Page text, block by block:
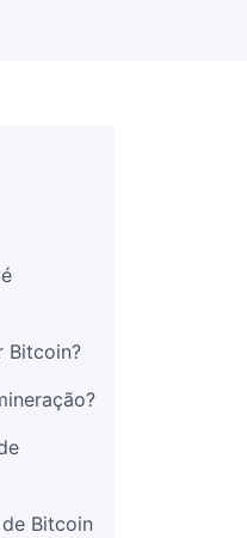
Bitcoin?
Bitcoin